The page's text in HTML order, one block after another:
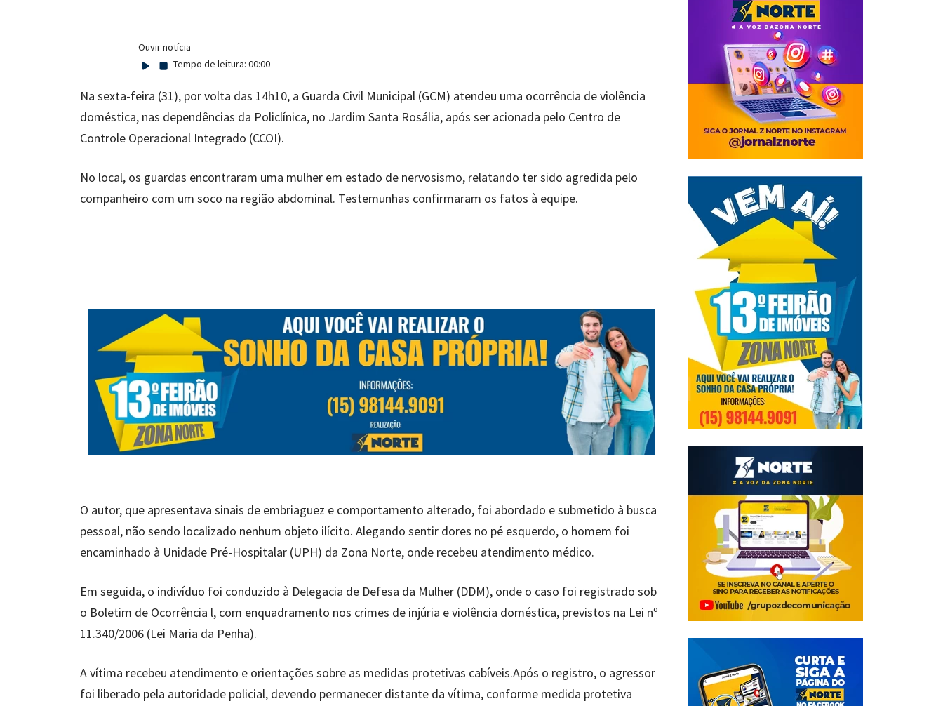
Ouvir notícia
Tempo de leitura: 00:00
Na sexta-feira (31), por volta das 14h10, a Guarda Civil Municipal (GCM) atendeu uma ocorrência de violência
doméstica, nas dependências da Policlínica, no Jardim Santa Rosália, após ser acionada pelo Centro de
Controle Operacional Integrado (CCOI).
No local, os guardas encontraram uma mulher em estado de nervosismo, relatando ter sido agredida pelo
companheiro com um soco na região abdominal. Testemunhas confirmaram os fatos à equipe.
O autor, que apresentava sinais de embriaguez e comportamento alterado, foi abordado e submetido à busca
pessoal, não sendo localizado nenhum objeto ilícito. Alegando sentir dores no pé esquerdo, o homem foi
encaminhado à Unidade Pré-Hospitalar (UPH) da Zona Norte, onde recebeu atendimento médico.
Em seguida, o indivíduo foi conduzido à Delegacia de Defesa da Mulher (DDM), onde o caso foi registrado sob
o Boletim de Ocorrência l, com enquadramento nos crimes de injúria e violência doméstica, previstos na Lei nº
11.340/2006 (Lei Maria da Penha).
A vítima recebeu atendimento e orientações sobre as medidas protetivas cabíveis.Após o registro, o agressor
foi liberado pela autoridade policial, devendo permanecer distante da vítima, conforme medida protetiva